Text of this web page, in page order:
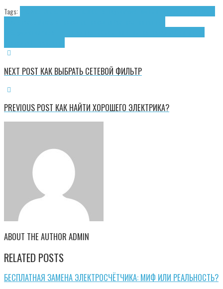
Tags:
NEXT POST КАК ВЫБРАТЬ СЕТЕВОЙ ФИЛЬТР
PREVIOUS POST КАК НАЙТИ ХОРОШЕГО ЭЛЕКТРИКА?
ABOUT THE AUTHOR ADMIN
RELATED POSTS
БЕСПЛАТНАЯ ЗАМЕНА ЭЛЕКТРОСЧЁТЧИКА: МИФ ИЛИ РЕАЛЬНОСТЬ?